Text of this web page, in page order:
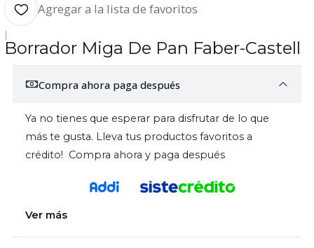
Agregar a la lista de favoritos
|
Borrador Miga De Pan Faber-Castell
Compra ahora paga después
Ya no tienes que esperar para disfrutar de lo que
más te gusta. Lleva tus productos favoritos a
crédito! Compra ahora y paga después
Ver más